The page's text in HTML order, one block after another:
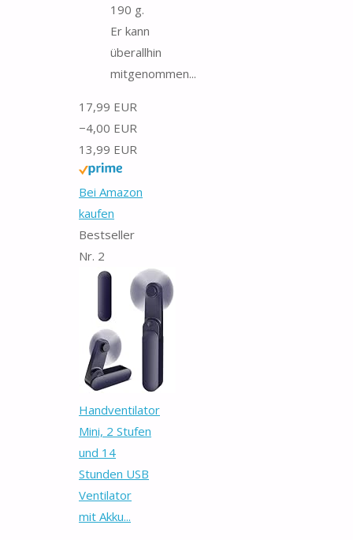
190 g.
Er kann
überallhin
mitgenommen...
17,99 EUR
−4,00 EUR
13,99 EUR
Bei Amazon
kaufen
Bestseller
Nr. 2
Handventilator
Mini, 2 Stufen
und 14
Stunden USB
Ventilator
mit Akku...